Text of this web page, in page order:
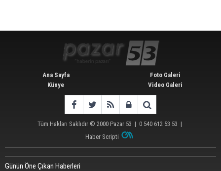
Ana Sayfa
Künye
Foto Galeri
Video Galeri
Tüm Hakları Saklıdır © 2000 Pazar 53 | 0 540 612 53 53 |
Haber Scripti
Günün Öne Çıkan Haberleri